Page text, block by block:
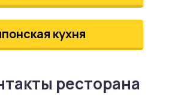
кухня
ресторана